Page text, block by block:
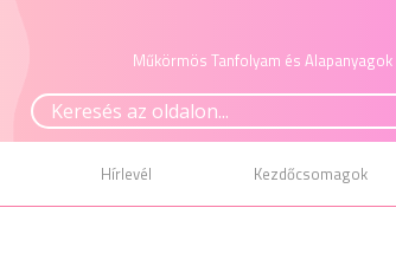
Műkörmös Tanfolyam és Alapanyagok
Hírlevél Kezdőcsomagok